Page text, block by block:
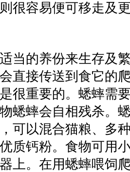
很容易便可移走及
的养份来生存及繁
直接传送到食它的
很重要的。蟋蟀需
蟋蟀会自相残杀。
可以混合猫粮、多
质钙粉。食物可用
上。在用蟋蟀喂饲